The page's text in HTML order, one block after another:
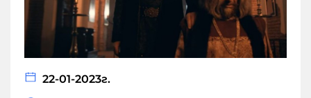
22-01-2023г.